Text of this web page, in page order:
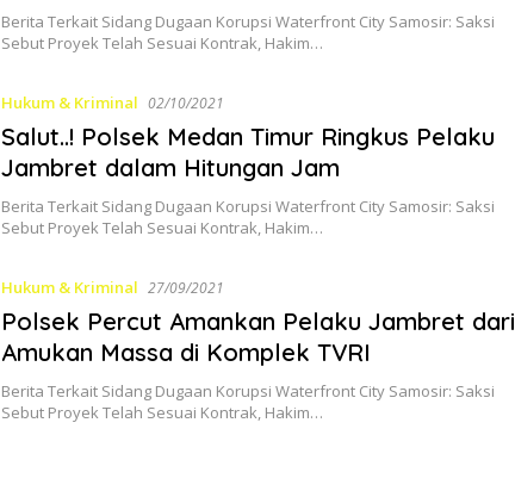
Berita Terkait Sidang Dugaan Korupsi Waterfront City Samosir: Saksi
Sebut Proyek Telah Sesuai Kontrak, Hakim…
Hukum & Kriminal 02/10/2021
Salut..! Polsek Medan Timur Ringkus Pelaku
Jambret dalam Hitungan Jam
Berita Terkait Sidang Dugaan Korupsi Waterfront City Samosir: Saksi
Sebut Proyek Telah Sesuai Kontrak, Hakim…
Hukum & Kriminal 27/09/2021
Polsek Percut Amankan Pelaku Jambret dari
Amukan Massa di Komplek TVRI
Berita Terkait Sidang Dugaan Korupsi Waterfront City Samosir: Saksi
Sebut Proyek Telah Sesuai Kontrak, Hakim…